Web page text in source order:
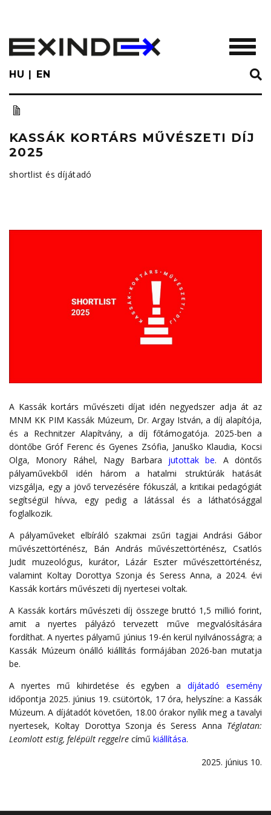
main
content
HU EN
KASSÁK KORTÁRS MŰVÉSZETI DÍJ
2025
shortlist és díjátadó
A Kassák kortárs művészeti díjat idén negyedszer adja át az
MNM KK PIM Kassák Múzeum, Dr. Argay István, a díj alapítója,
és a Rechnitzer Alapítvány, a díj főtámogatója. 2025-ben a
döntőbe Gróf Ferenc és Gyenes Zsófia, Januško Klaudia, Kocsi
Olga, Monory Ráhel, Nagy Barbara jutottak be. A döntős
pályaművekből idén három a hatalmi struktúrák hatását
vizsgálja, egy a jövő tervezésére fókuszál, a kritikai pedagógiát
segítségül hívva, egy pedig a látással és a láthatósággal
foglalkozik.
A pályaműveket elbíráló szakmai zsűri tagjai Andrási Gábor
művészettörténész, Bán András művészettörténész, Csatlós
Judit muzeológus, kurátor, Lázár Eszter művészettörténész,
valamint Koltay Dorottya Szonja és Seress Anna, a 2024. évi
Kassák kortárs művészeti díj nyertesei voltak.
A Kassák kortárs művészeti díj összege bruttó 1,5 millió forint,
amit a nyertes pályázó tervezett műve megvalósítására
fordíthat. A nyertes pályamű június 19-én kerül nyilvánosságra; a
Kassák Múzeum önálló kiállítás formájában 2026-ban mutatja
be.
A nyertes mű kihirdetése és egyben adíjátadó esemény
időpontja 2025. június 19. csütörtök, 17 óra, helyszíne: a Kassák
Múzeum. A díjátadót követően, 18.00 órakor nyílik meg a tavalyi
nyertesek, Koltay Dorottya Szonja és Seress Anna Téglatan:
Leomlott estig, felépült reggelre című kiállítása.
2025. június 10.